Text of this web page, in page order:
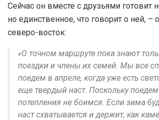
Сейчас он вместе с друзьями готовит
но единственное, что говорит о ней, –
северо-восток:
«О точном маршруте пока знают
поездки и члены их семей. Мы все
поедем в апреле, когда уже есть
еще твердый наст. Поскольку поедем
потепления не боимся. Если зима
наст схватывается и держит, как